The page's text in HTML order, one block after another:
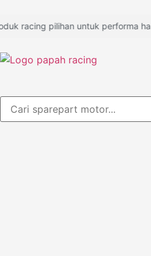
racing pilihan untuk performa harian